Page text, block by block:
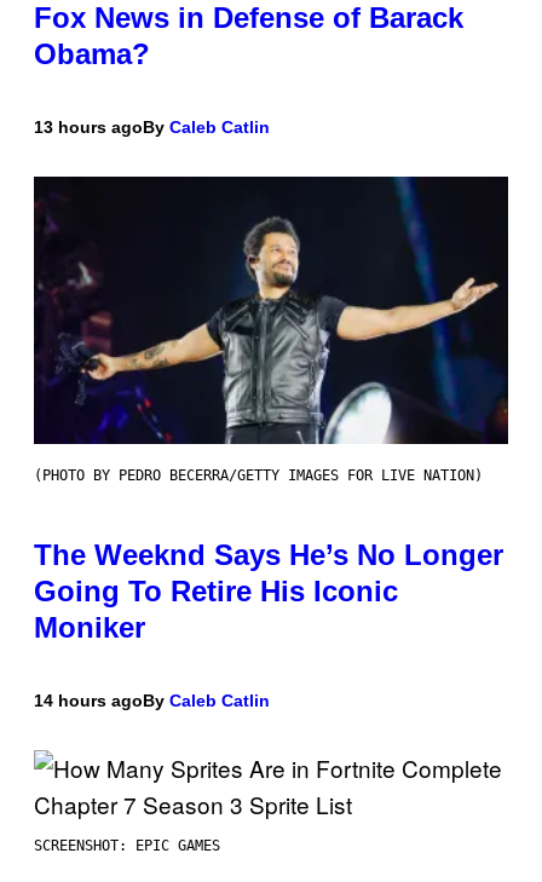
Fox News in Defense of Barack
Obama?
13 hours agoBy Caleb Catlin
(PHOTO BY PEDRO BECERRA/GETTY IMAGES FOR LIVE NATION)
The Weeknd Says He’s No Longer
Going To Retire His Iconic
Moniker
14 hours agoBy Caleb Catlin
SCREENSHOT: EPIC GAMES